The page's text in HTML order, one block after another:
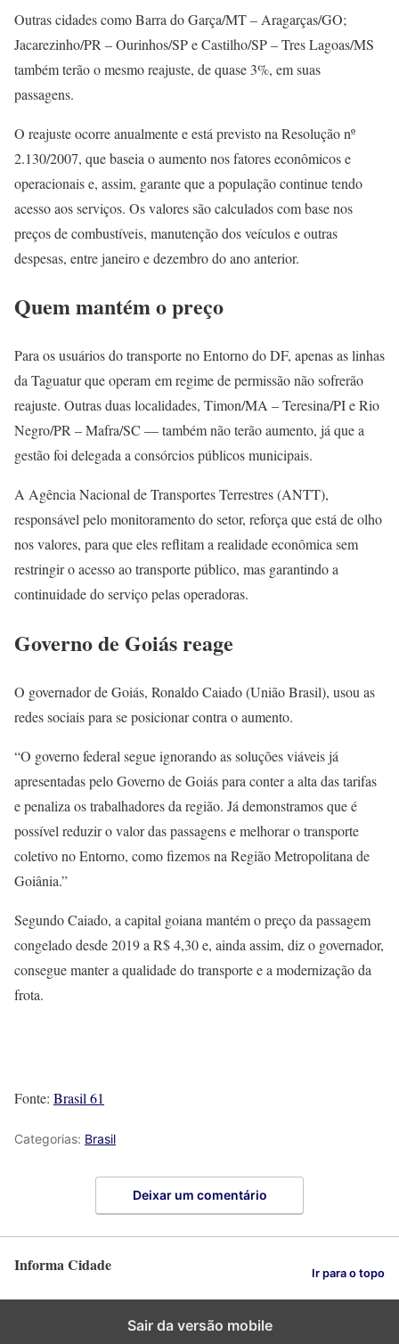
Outras cidades como Barra do Garça/MT – Aragarças/GO;
Jacarezinho/PR – Ourinhos/SP e Castilho/SP – Tres Lagoas/MS
também terão o mesmo reajuste, de quase 3%, em suas
passagens.
O reajuste ocorre anualmente e está previsto na Resolução nº
2.130/2007, que baseia o aumento nos fatores econômicos e
operacionais e, assim, garante que a população continue tendo
acesso aos serviços. Os valores são calculados com base nos
preços de combustíveis, manutenção dos veículos e outras
despesas, entre janeiro e dezembro do ano anterior.
Quem mantém o preço
Para os usuários do transporte no Entorno do DF, apenas as linhas
da Taguatur que operam em regime de permissão não sofrerão
reajuste. Outras duas localidades, Timon/MA – Teresina/PI e Rio
Negro/PR – Mafra/SC — também não terão aumento, já que a
gestão foi delegada a consórcios públicos municipais.
A Agência Nacional de Transportes Terrestres (ANTT),
responsável pelo monitoramento do setor, reforça que está de olho
nos valores, para que eles reflitam a realidade econômica sem
restringir o acesso ao transporte público, mas garantindo a
continuidade do serviço pelas operadoras.
Governo de Goiás reage
O governador de Goiás, Ronaldo Caiado (União Brasil), usou as
redes sociais para se posicionar contra o aumento.
“O governo federal segue ignorando as soluções viáveis já
apresentadas pelo Governo de Goiás para conter a alta das tarifas
e penaliza os trabalhadores da região. Já demonstramos que é
possível reduzir o valor das passagens e melhorar o transporte
coletivo no Entorno, como fizemos na Região Metropolitana de
Goiânia.”
Segundo Caiado, a capital goiana mantém o preço da passagem
congelado desde 2019 a R$ 4,30 e, ainda assim, diz o governador,
consegue manter a qualidade do transporte e a modernização da
frota.
Fonte: Brasil 61
Categorias: Brasil
Deixar um comentário
Informa Cidade Ir para o topo
Sair da versão mobile